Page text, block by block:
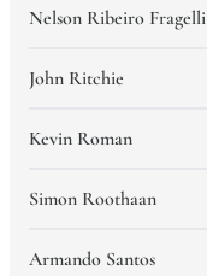
Nelson Ribeiro Fragelli
John Ritchie
Kevin Roman
Simon Roothaan
Armando Santos